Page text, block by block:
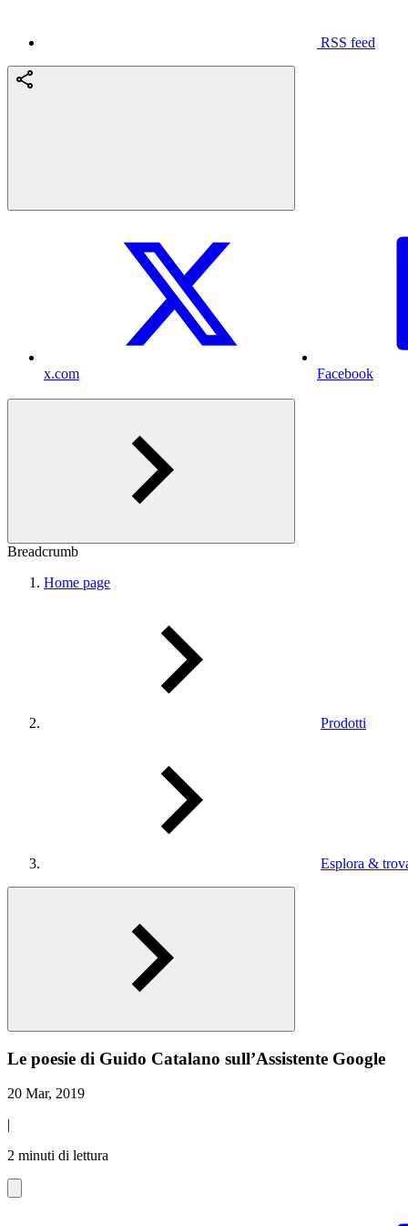
RSS feed
x.com Facebook
Breadcrumb
Home page
Prodotti
Esplora &
Le poesie di Guido Catalano sull’Assistente Google
20 Mar, 2019
|
2 minuti di lettura